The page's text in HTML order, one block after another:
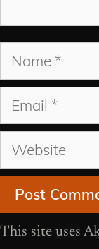
Name
Email
Website
This site uses